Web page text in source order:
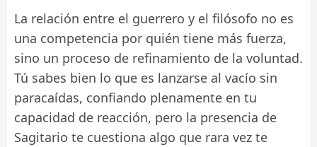
La relación entre el guerrero y el filósofo no es
una competencia por quién tiene más fuerza,
sino un proceso de refinamiento de la voluntad.
Tú sabes bien lo que es lanzarse al vacío sin
paracaídas, confiando plenamente en tu
capacidad de reacción, pero la presencia de
Sagitario te cuestiona algo que rara vez te